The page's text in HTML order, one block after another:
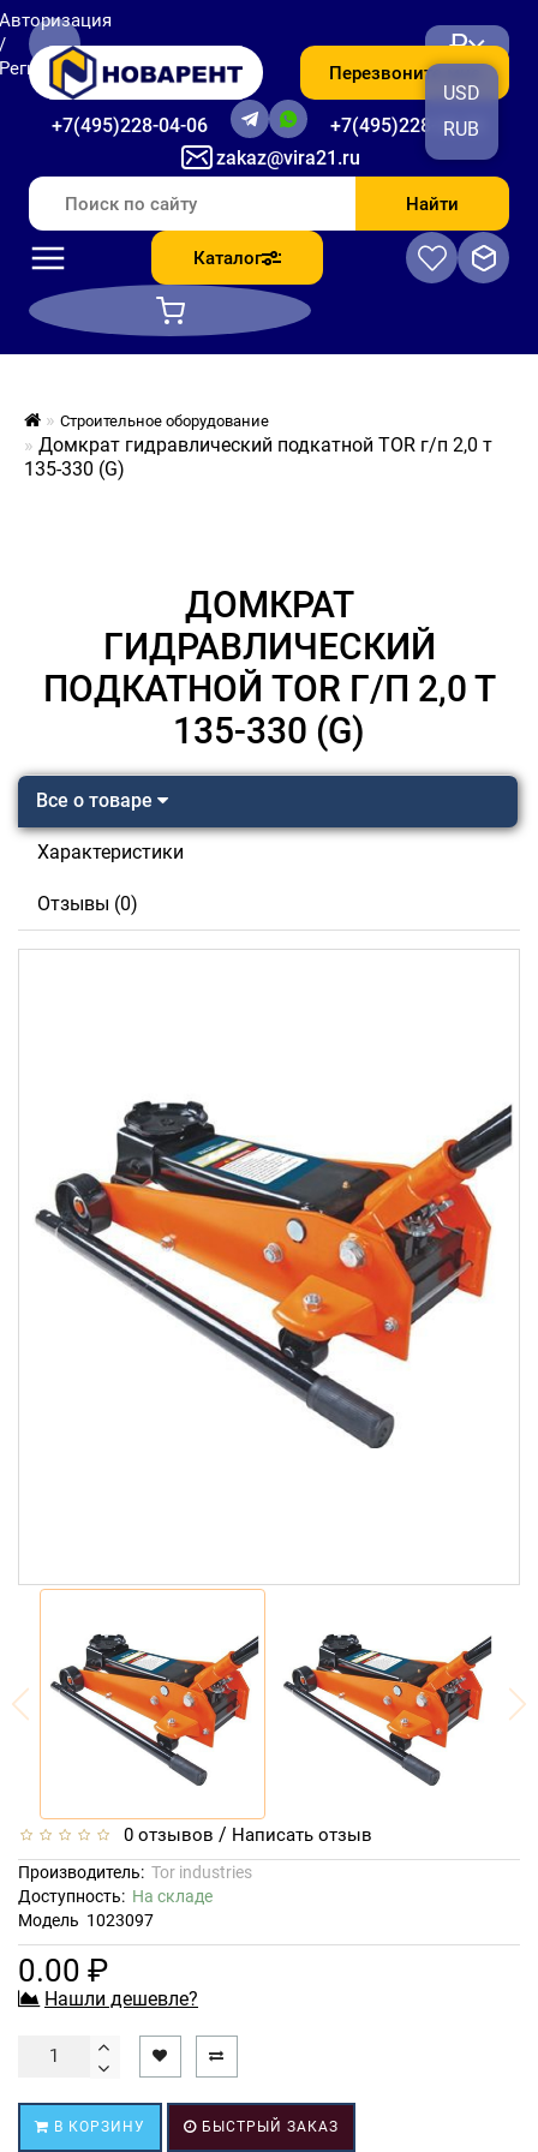
zakaz@vira21.ru
+7(495)228-04-06 +7(495)228-06-56
Перезвоните мне
₽
USD
RUB
Найти
Каталог
Строительное оборудование
Домкрат гидравлический подкатной TOR г/п 2,0 т
135-330 (G)
ДОМКРАТ
ГИДРАВЛИЧЕСКИЙ
ПОДКАТНОЙ TOR Г/П 2,0 Т
135-330 (G)
Все о товаре
Характеристики
Отзывы (0)
0 отзывов / Написать отзыв
Производитель: Tor industries
Доступность: На складе
Модель 1023097
0.00 ₽
Нашли дешевле?
В КОРЗИНУ БЫСТРЫЙ ЗАКАЗ